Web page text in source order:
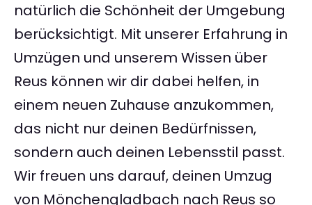
natürlich die Schönheit der Umgebung
berücksichtigt. Mit unserer Erfahrung in
Umzügen und unserem Wissen über
Reus können wir dir dabei helfen, in
einem neuen Zuhause anzukommen,
das nicht nur deinen Bedürfnissen,
sondern auch deinen Lebensstil passt.
Wir freuen uns darauf, deinen Umzug
von Mönchengladbach nach Reus so